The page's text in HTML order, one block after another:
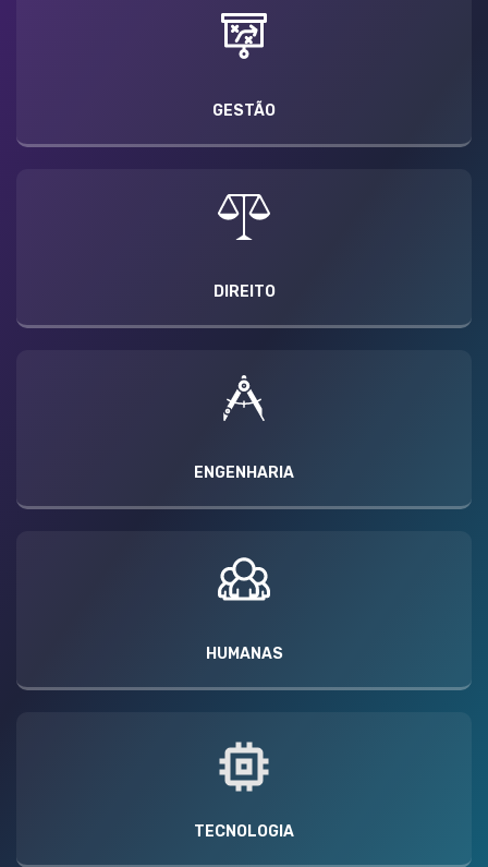
GESTÃO
DIREITO
ENGENHARIA
HUMANAS
TECNOLOGIA